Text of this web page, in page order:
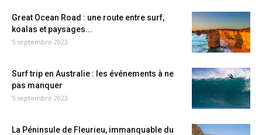
Great Ocean Road : une route entre surf,
koalas et paysages...
5 septembre 2023
Surf trip en Australie : les événements à ne
pas manquer
5 septembre 2023
La Péninsule de Fleurieu, immanquable du